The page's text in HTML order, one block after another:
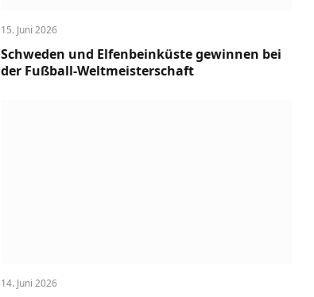
15. Juni 2026
Schweden und Elfenbeinküste gewinnen bei
der Fußball-Weltmeisterschaft
14. Juni 2026